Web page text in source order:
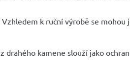
k ruční výrobě se
drahého kamene slouží jako